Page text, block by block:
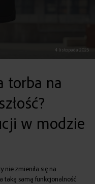
4 listopada 2025
torba na
w modzie
nie zmieniła się na
taką samą funkcjonalność